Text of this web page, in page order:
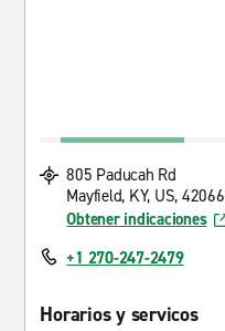
805 Paducah Rd
Mayfield, KY, US, 42066
Obtener indicaciones
+1 270-247-2479
Horarios y servicos